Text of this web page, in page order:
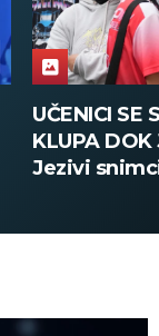
PUCNJAVA
MRTVIH